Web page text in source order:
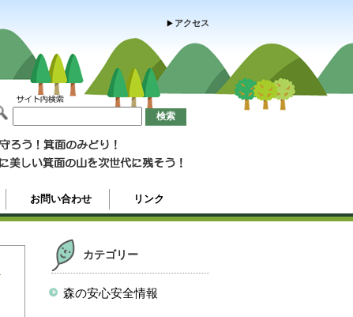
アクセス
お問い合わせ リンク
カテゴリー
森の安心安全情報